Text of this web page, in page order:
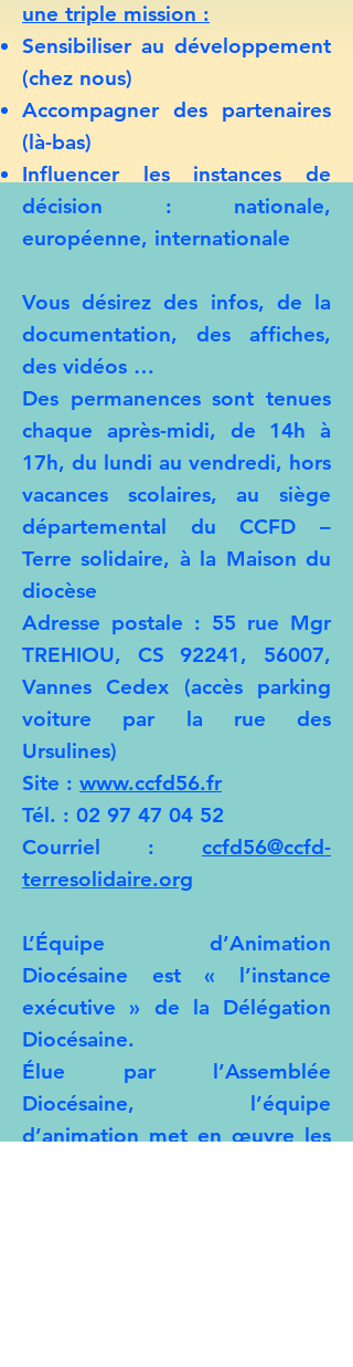
une triple mission :
Sensibiliser au développement
(chez nous)
Accompagner des partenaires
(là-bas)
Influencer les instances de
décision : nationale,
européenne, internationale
Vous désirez des infos, de la
documentation, des affiches,
des vidéos …
Des permanences sont tenues
chaque après-midi, de 14h à
17h, du lundi au vendredi, hors
vacances scolaires, au siège
départemental du CCFD –
Terre solidaire, à la Maison du
diocèse
Adresse postale : 55 rue Mgr
TREHIOU, CS 92241, 56007,
Vannes Cedex (accès parking
voiture par la rue des
Ursulines)
Site : www.ccfd56.fr
Tél. : 02 97 47 04 52
Courriel : ccfd56@ccfd-
terresolidaire.org
L’Équipe d’Animation
Diocésaine est « l’instance
exécutive » de la Délégation
Diocésaine.
Élue par l’Assemblée
Diocésaine, l’équipe
d’animation met en œuvre les